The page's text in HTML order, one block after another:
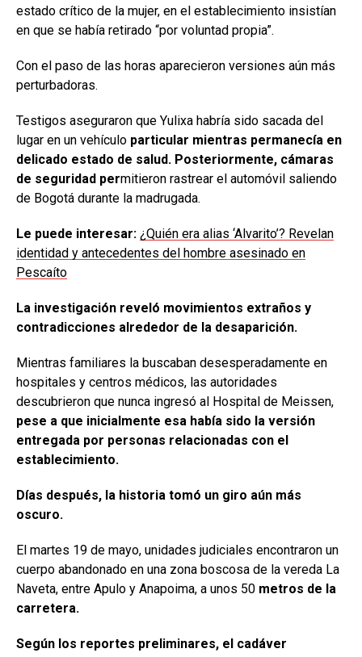
estado crítico de la mujer, en el establecimiento insistían
en que se había retirado “por voluntad propia”.
Con el paso de las horas aparecieron versiones aún más
perturbadoras.
Testigos aseguraron que Yulixa habría sido sacada del
lugar en un vehículo particular mientras permanecía en
delicado estado de salud. Posteriormente, cámaras
de seguridad permitieron rastrear el automóvil saliendo
de Bogotá durante la madrugada.
Le puede interesar: ¿Quién era alias ‘Alvarito’? Revelan
identidad y antecedentes del hombre asesinado en
Pescaíto
La investigación reveló movimientos extraños y
contradicciones alrededor de la desaparición.
Mientras familiares la buscaban desesperadamente en
hospitales y centros médicos, las autoridades
descubrieron que nunca ingresó al Hospital de Meissen,
pese a que inicialmente esa había sido la versión
entregada por personas relacionadas con el
establecimiento.
Días después, la historia tomó un giro aún más
oscuro.
El martes 19 de mayo, unidades judiciales encontraron un
cuerpo abandonado en una zona boscosa de la vereda La
Naveta, entre Apulo y Anapoima, a unos 50 metros de la
carretera.
Según los reportes preliminares, el cadáver